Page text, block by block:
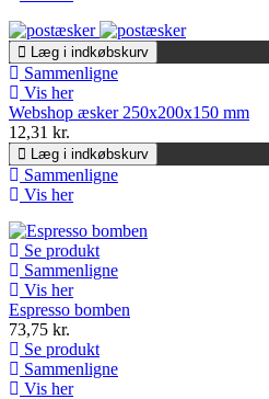
Læg i indkøbskurv
Sammenligne
Vis her
Webshop æsker 250x200x150 mm
12,31 kr.
Læg i indkøbskurv
Sammenligne
Vis her
Se produkt
Sammenligne
Vis her
Espresso bomben
73,75 kr.
Se produkt
Sammenligne
Vis her